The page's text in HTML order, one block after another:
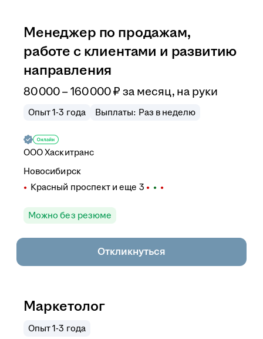
Менеджер по продажам,
работе с клиентами и развитию
направления
80 000–160 000₽ за месяц, на руки
Опыт 1-3 года Выплаты: Раз в неделю
ОООХаскитранс
Новосибирск
Красный проспект и еще 3
Можно без резюме
Откликнуться
Маркетолог
Опыт 1-3 года